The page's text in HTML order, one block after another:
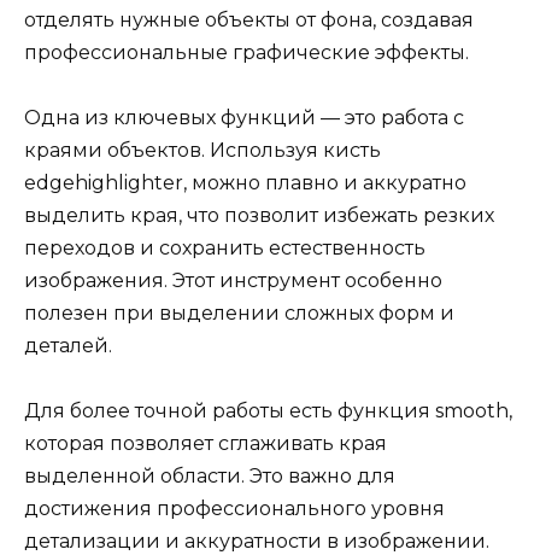
отделять нужные объекты от фона, создавая
профессиональные графические эффекты.
Одна из ключевых функций — это работа с
краями объектов. Используя кисть
edgehighlighter, можно плавно и аккуратно
выделить края, что позволит избежать резких
переходов и сохранить естественность
изображения. Этот инструмент особенно
полезен при выделении сложных форм и
деталей.
Для более точной работы есть функция smooth,
которая позволяет сглаживать края
выделенной области. Это важно для
достижения профессионального уровня
детализации и аккуратности в изображении.